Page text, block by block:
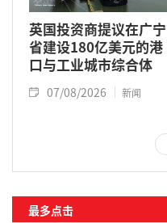
英国投资商提议在广宁
省建设180亿美元的港
口与工业城市综合体
07/08/2026 新闻
最多点击